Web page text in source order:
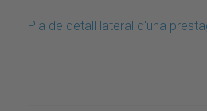
Pla de detall lateral d'una